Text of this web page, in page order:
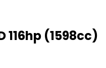
116hp (1598cc)